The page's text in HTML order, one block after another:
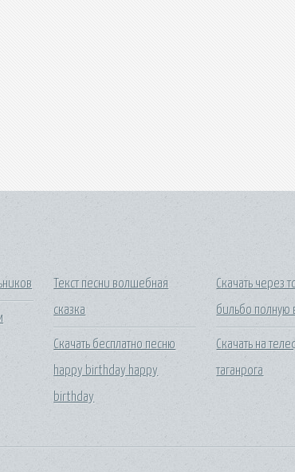
Текст песни волшебная
сказка
Скачать бесплатно песню
happy birthday happy
birthday
Скачать через
бильбо полную
Скачать на
таганрога